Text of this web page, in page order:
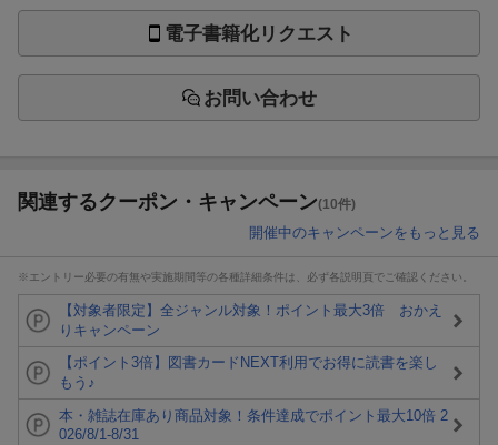
電子書籍化リクエスト
お問い合わせ
関連するクーポン・キャンペーン(10件)
開催中のキャンペーンをもっと見る
※エントリー必要の有無や実施期間等の各種詳細条件は、必ず各説明頁でご確認ください。
【対象者限定】全ジャンル対象！ポイント最大3倍 おかえ
りキャンペーン
【ポイント3倍】図書カードNEXT利用でお得に読書を楽し
もう♪
本・雑誌在庫あり商品対象！条件達成でポイント最大10倍 2
026/8/1-8/31